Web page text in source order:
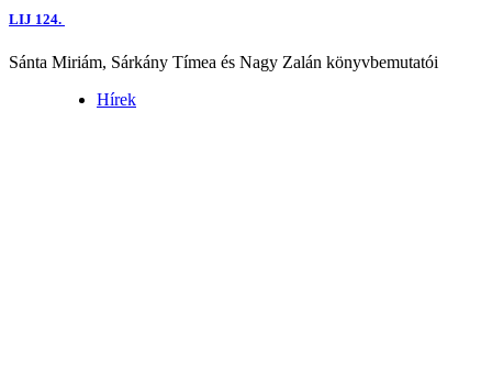
LIJ 124.
Sánta Miriám, Sárkány Tímea és Nagy Zalán könyvbemutatói
Hírek